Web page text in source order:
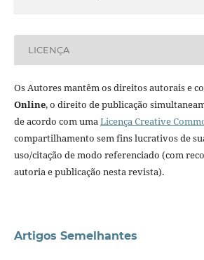
LICENÇA
Os Autores mantêm os direitos autorais e
Online, o direito de publicação
de acordo com umaLicença Creative
compartilhamento sem fins lucrativos de
uso/citação de modo referenciado (com
autoria e publicação nesta revista).
Artigos Semelhantes